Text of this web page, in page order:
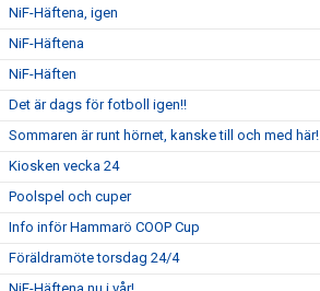
NiF-Häftena, igen
NiF-Häftena
NiF-Häften
Det är dags för fotboll igen!!
Sommaren är runt hörnet, kanske till och med här!
Kiosken vecka 24
Poolspel och cuper
Info inför Hammarö COOP Cup
Föräldramöte torsdag 24/4